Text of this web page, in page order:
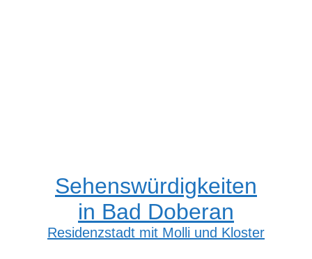
Sehenswürdigkeiten
in Bad Doberan
Residenzstadt mit Molli und Kloster